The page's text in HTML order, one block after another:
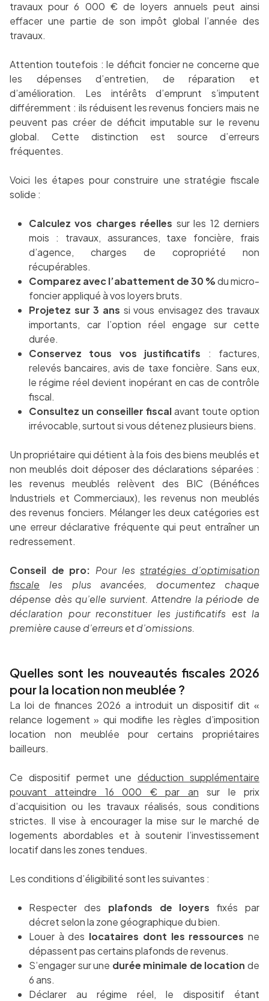
travaux pour 6 000 € de loyers annuels peut ainsi
effacer une partie de son impôt global l’année des
travaux.
Attention toutefois : le déficit foncier ne concerne que
les dépenses d’entretien, de réparation et
d’amélioration. Les intérêts d’emprunt s’imputent
différemment : ils réduisent les revenus fonciers mais ne
peuvent pas créer de déficit imputable sur le revenu
global. Cette distinction est source d’erreurs
fréquentes.
Voici les étapes pour construire une stratégie fiscale
solide :
Calculez vos charges réelles sur les 12 derniers
mois : travaux, assurances, taxe foncière, frais
d’agence, charges de copropriété non
récupérables.
Comparez avec l’abattement de 30 %du micro-
foncier appliqué à vos loyers bruts.
Projetez sur 3 ans si vous envisagez des travaux
importants, car l’option réel engage sur cette
durée.
Conservez tous vos justificatifs : factures,
relevés bancaires, avis de taxe foncière. Sans eux,
le régime réel devient inopérant en cas de contrôle
fiscal.
Consultez un conseiller fiscalavant toute option
irrévocable, surtout si vous détenez plusieurs biens.
Un propriétaire qui détient à la fois des biens meublés et
non meublés doit déposer des déclarations séparées :
les revenus meublés relèvent des BIC (Bénéfices
Industriels et Commerciaux), les revenus non meublés
des revenus fonciers. Mélanger les deux catégories est
une erreur déclarative fréquente qui peut entraîner un
redressement.
Conseil de pro: Pour lesstratégies d’optimisation
fiscale les plus avancées, documentez chaque
dépense dès qu’elle survient. Attendre la période de
déclaration pour reconstituer les justificatifs est la
première cause d’erreurs et d’omissions.
Quelles sont les nouveautés fiscales 2026
pour la location non meublée ?
La loi de finances 2026 a introduit un dispositif dit «
relance logement » qui modifie les règles d’imposition
location non meublée pour certains propriétaires
bailleurs.
Ce dispositif permet unedéduction supplémentaire
pouvant atteindre 16 000 € par an sur le prix
d’acquisition ou les travaux réalisés, sous conditions
strictes. Il vise à encourager la mise sur le marché de
logements abordables et à soutenir l’investissement
locatif dans les zones tendues.
Les conditions d’éligibilité sont les suivantes :
Respecter des plafonds de loyers fixés par
décret selon la zone géographique du bien.
Louer à des locataires dont les ressources ne
dépassent pas certains plafonds de revenus.
S’engager sur une durée minimale de location de
6 ans.
Déclarer au régime réel, le dispositif étant